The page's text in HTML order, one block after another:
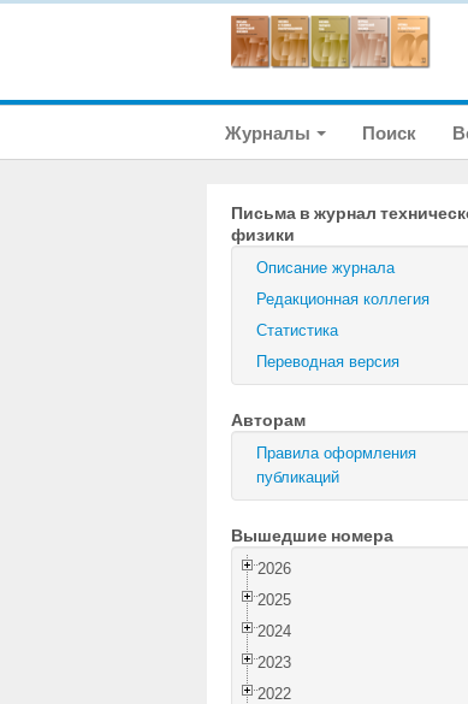
Журналы Поиск
Письма в журнал
физики
Описание журнала
Редакционная коллегия
Статистика
Переводная версия
Авторам
Правила оформления
публикаций
Вышедшие номера
2026
2025
2024
2023
2022